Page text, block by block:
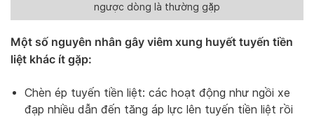
ngược dòng là thường gặp
Một số nguyên nhân gây viêm xung huyết tuyến tiền
liệt khác ít gặp:
Chèn ép tuyến tiền liệt: các hoạt động như ngồi xe
đạp nhiều dẫn đến tăng áp lực lên tuyến tiền liệt rồi